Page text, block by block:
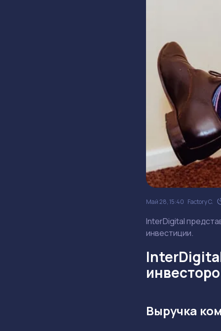
Май 28, 15:40 Factory C.
InterDigital
инвестиции.
Выручка